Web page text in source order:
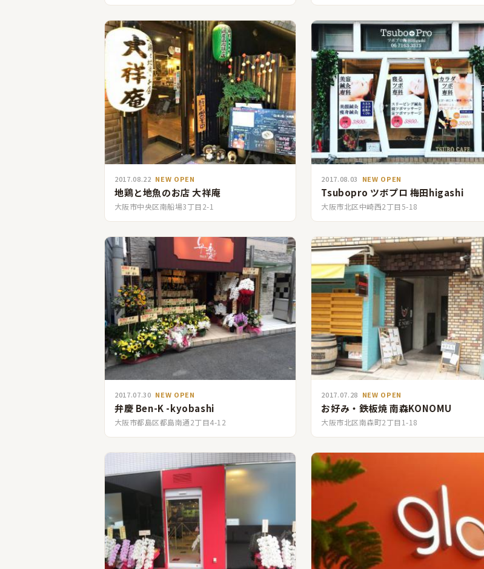
2017.08.22 NEW OPEN
地鶏と地魚のお店 大祥庵
大阪市中央区南船場3丁目2-1
2017.08.03 NEW OPEN
Tsubopro ツボプロ 梅田higashi
大阪市北区中崎西2丁目5-18
2017.07.30 NEW OPEN
弁慶 Ben-K -kyobashi
大阪市都島区都島南通2丁目4-12
2017.07.28 NEW OPEN
お好み・鉄板焼 南森KONOMU
大阪市北区南森町2丁目1-18